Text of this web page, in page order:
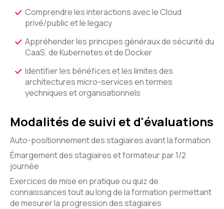
Comprendre les interactions avec le Cloud
privé/public et le legacy
Appréhender les principes généraux de sécurité du
CaaS, de Kubernetes et de Docker
Identifier les bénéfices et les limites des
architectures micro-services en termes
yechniques et organisationnels
Modalités de suivi et d'évaluations
Auto-positionnement des stagiaires avant la formation
Émargement des stagiaires et formateur par 1/2
journée
Exercices de mise en pratique ou quiz de
connaissances tout au long de la formation permettant
de mesurer la progression des stagiaires